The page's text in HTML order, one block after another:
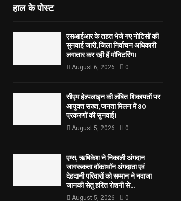
हाल के पोस्ट
एसआईआर के तहत भेजे गए नोटिसों की
सुनवाई जारी, जिला निर्वाचन अधिकारी
लगातार कर रही हैं मॉनिटरिंग।
August 6, 2026 0
सीएम हेल्पलाइन की लंबित शिकायतों पर
आयुक्त सख्त, जनता मिलन में 80
प्रकरणों की सुनवाई।
August 5, 2026 0
एम्स, ऋषिकेश ने निकाली अंगदान
जागरूकता वॉकाथॉन अंगदाता एवं
देहदानी परिवारों को सम्मान ने नवाजा
जानकी सेतु हरित रोशनी से...
August 5, 2026 0